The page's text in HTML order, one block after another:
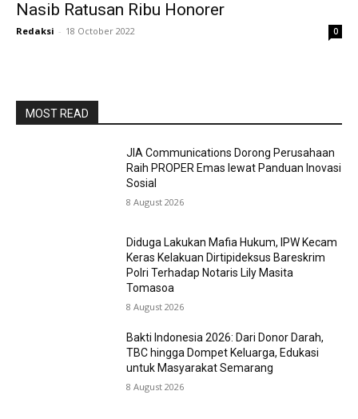
Nasib Ratusan Ribu Honorer
Redaksi - 18 October 2022 0
MOST READ
JIA Communications Dorong Perusahaan
Raih PROPER Emas lewat Panduan Inovasi
Sosial
8 August 2026
Diduga Lakukan Mafia Hukum, IPW Kecam
Keras Kelakuan Dirtipideksus Bareskrim
Polri Terhadap Notaris Lily Masita
Tomasoa
8 August 2026
Bakti Indonesia 2026: Dari Donor Darah,
TBC hingga Dompet Keluarga, Edukasi
untuk Masyarakat Semarang
8 August 2026